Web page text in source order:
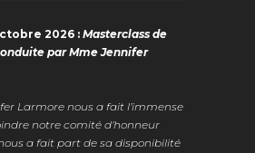
2026 :Masterclass de
par Mme Jennifer
Larmore nous a fait l’immense
notre comité d’honneur
a fait part de sa disponibilité